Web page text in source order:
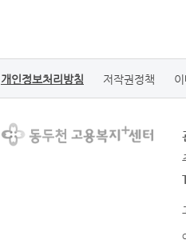
개인정보처리방침 저작권정책